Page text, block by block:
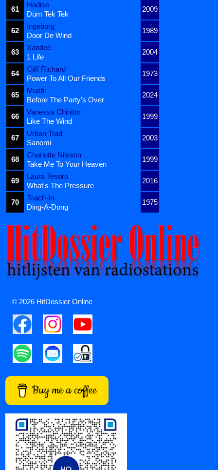
61
Hadise
2009
Düm Tek Tek
62
Ingeborg
1989
Door De Wind
63
Xandee
2004
1 Life
64
Cliff Richard
1973
Power To All Our Friends
65
Mustii
2024
Before The Party's Over
66
Vanessa Chinitor
1999
Like The Wind
67
Urban Trad
2003
Sanomi
68
Charlotte Nilsson
1999
Take Me To Your Heaven
69
Laura Tesoro
2016
What's The Pressure
70
Teach-In
1975
Ding-A-Dong
© 2026 HitDossier Online
Buy me a coffee